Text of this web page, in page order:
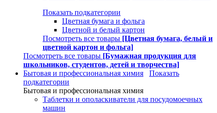
Показать подкатегории
Цветная бумага и фольга
Цветной и белый картон
Посмотреть все товары [Цветная бумага, белый и
цветной картон и фольга]
Посмотреть все товары [Бумажная продукция для
школьников, студентов, детей и творчества]
Бытовая и профессиональная химия
Показать
подкатегории
Бытовая и профессиональная химия
Таблетки и ополаскиватели для посудомоечных
машин